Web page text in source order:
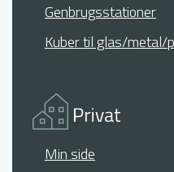
Genbrugsstationer
Kuber til glas/metal/
Min side